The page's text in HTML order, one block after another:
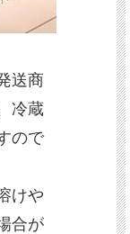
送商
冷蔵
ので
けや
合が